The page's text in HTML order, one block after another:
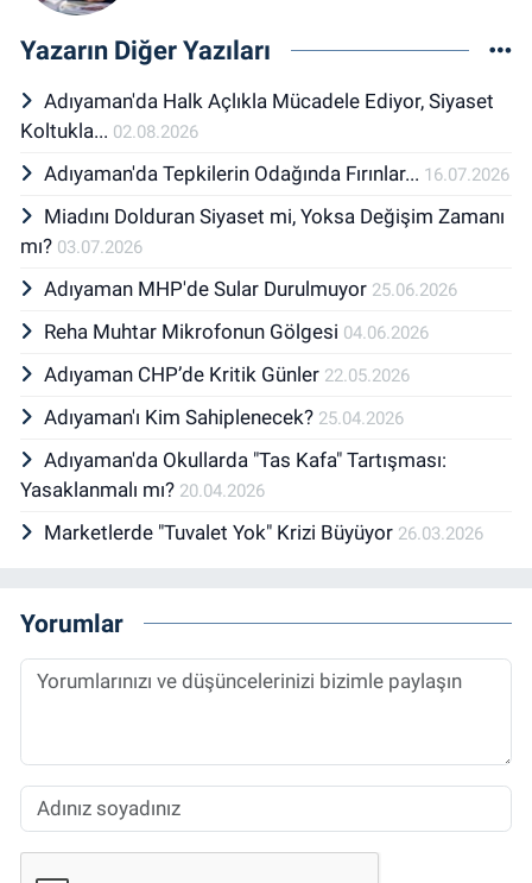
Yazarın Diğer Yazıları
Adıyaman'da Halk Açlıkla Mücadele Ediyor, Siyaset
Koltukla... 02.08.2026
Adıyaman'da Tepkilerin Odağında Fırınlar... 16.07.2026
Miadını Dolduran Siyaset mi, Yoksa Değişim Zamanı
mı? 03.07.2026
Adıyaman MHP'de Sular Durulmuyor 25.06.2026
Reha Muhtar Mikrofonun Gölgesi 04.06.2026
Adıyaman CHP’de Kritik Günler 22.05.2026
Adıyaman'ı Kim Sahiplenecek? 25.04.2026
Adıyaman'da Okullarda "Tas Kafa" Tartışması:
Yasaklanmalı mı? 20.04.2026
Marketlerde "Tuvalet Yok" Krizi Büyüyor 26.03.2026
Yorumlar